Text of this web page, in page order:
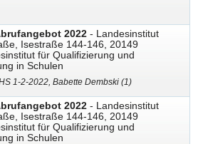
2022 - Landesinstitut
Isestraße 144-146, 20149
für Qualifizierung und
in Schulen
1-2-2022, Babette Dembski (1)
2022 - Landesinstitut
Isestraße 144-146, 20149
für Qualifizierung und
in Schulen